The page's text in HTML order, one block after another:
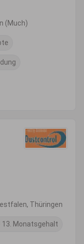
(Much)
Thüringen
13. Monatsgehalt